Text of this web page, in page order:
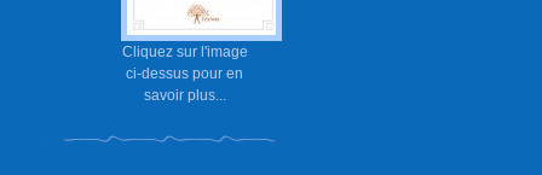
Cliquez sur l'image
ci-dessus pour en
savoir plus...